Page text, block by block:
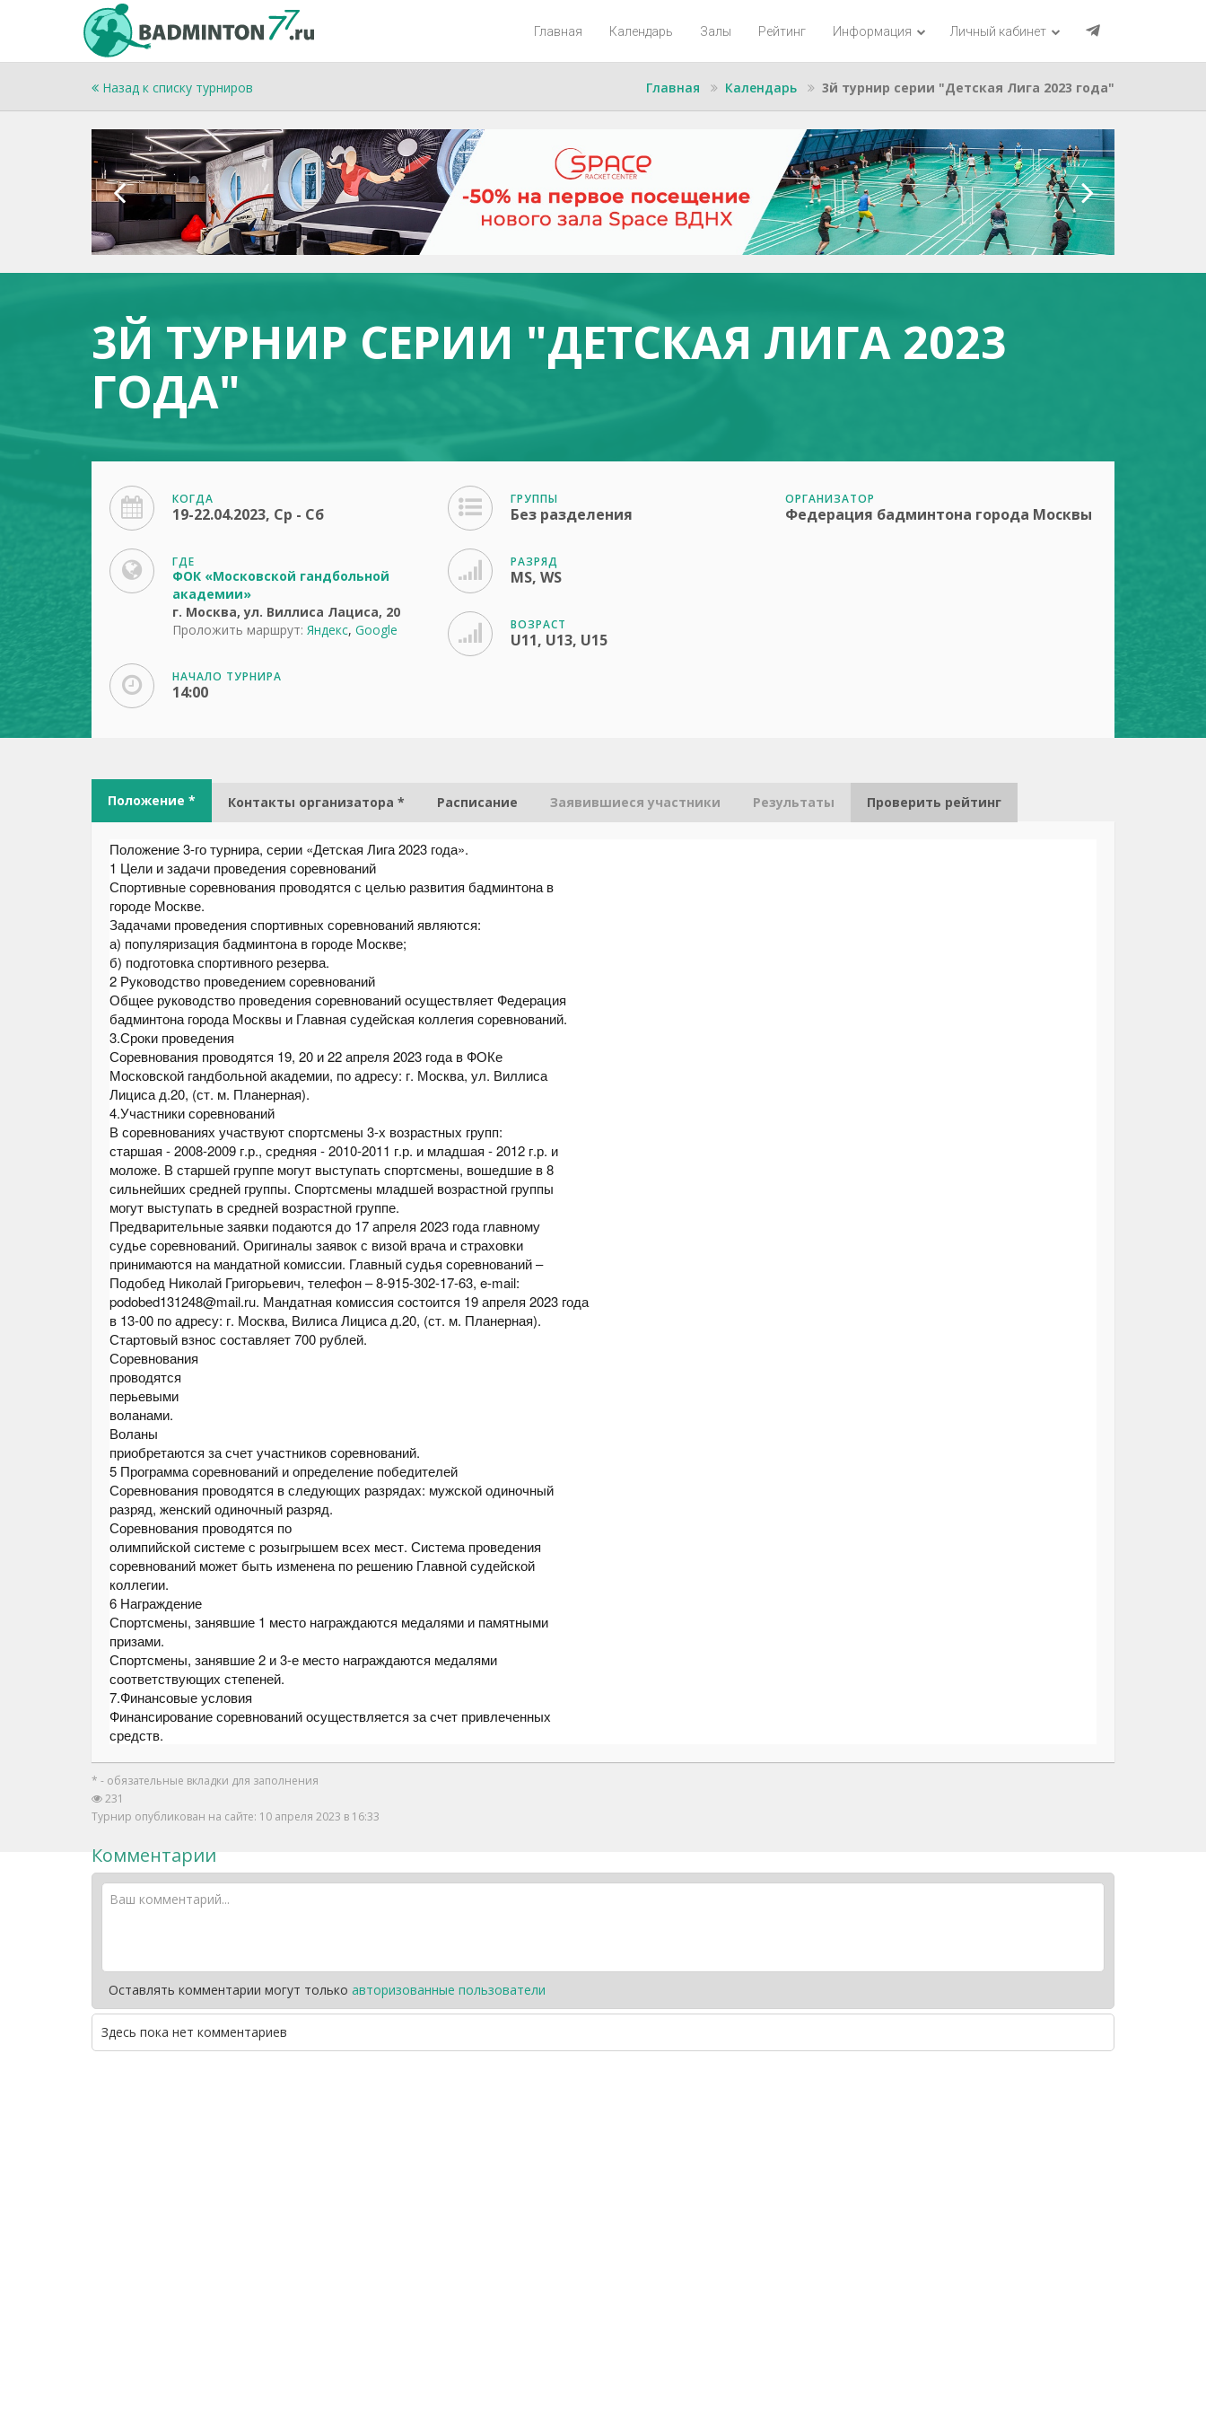
Главная Календарь Залы Рейтинг Информация Личный кабинет
Назад к списку турниров Главная Календарь 3й турнир серии "Детская Лига 2023 года"
3Й ТУРНИР СЕРИИ "ДЕТСКАЯ ЛИГА 2023
ГОДА"
КОГДА
19-22.04.2023, Ср - Сб
ГДЕ
ФОК «Московской гандбольной
академии»
г. Москва, ул. Виллиса Лациса, 20
Проложить маршрут: Яндекс, Google
НАЧАЛО ТУРНИРА
14:00
ГРУППЫ
Без разделения
РАЗРЯД
MS, WS
ВОЗРАСТ
U11, U13, U15
ОРГАНИЗАТОР
Федерация бадминтона города Москвы
Положение * Контакты организатора * Расписание Заявившиеся участники Результаты Проверить рейтинг
Положение 3-го турнира, серии «Детская Лига 2023 года».
1 Цели и задачи проведения соревнований
Спортивные соревнования проводятся с целью развития бадминтона в
городе Москве.
Задачами проведения спортивных соревнований являются:
а) популяризация бадминтона в городе Москве;
б) подготовка спортивного резерва.
2 Руководство проведением соревнований
Общее руководство проведения соревнований осуществляет Федерация
бадминтона города Москвы и Главная судейская коллегия соревнований.
3.Сроки проведения
Соревнования проводятся 19, 20 и 22 апреля 2023 года в ФОКе
Московской гандбольной академии, по адресу: г. Москва, ул. Виллиса
Лициса д.20, (ст. м. Планерная).
4.Участники соревнований
В соревнованиях участвуют спортсмены 3-х возрастных групп:
старшая - 2008-2009 г.р., средняя - 2010-2011 г.р. и младшая - 2012 г.р. и
моложе. В старшей группе могут выступать спортсмены, вошедшие в 8
сильнейших средней группы. Спортсмены младшей возрастной группы
могут выступать в средней возрастной группе.
Предварительные заявки подаются до 17 апреля 2023 года главному
судье соревнований. Оригиналы заявок с визой врача и страховки
принимаются на мандатной комиссии. Главный судья соревнований –
Подобед Николай Григорьевич, телефон – 8-915-302-17-63, e-mail:
podobed131248@mail.ru. Мандатная комиссия состоится 19 апреля 2023 года
в 13-00 по адресу: г. Москва, Вилиса Лициса д.20, (ст. м. Планерная).
Стартовый взнос составляет 700 рублей.
Соревнования
проводятся
перьевыми
воланами.
Воланы
приобретаются за счет участников соревнований.
5 Программа соревнований и определение победителей
Соревнования проводятся в следующих разрядах: мужской одиночный
разряд, женский одиночный разряд.
Соревнования проводятся по
олимпийской системе с розыгрышем всех мест. Система проведения
соревнований может быть изменена по решению Главной судейской
коллегии.
6 Награждение
Спортсмены, занявшие 1 место награждаются медалями и памятными
призами.
Спортсмены, занявшие 2 и 3-е место награждаются медалями
соответствующих степеней.
7.Финансовые условия
Финансирование соревнований осуществляется за счет привлеченных
средств.
* - обязательные вкладки для заполнения
231
Турнир опубликован на сайте: 10 апреля 2023 в 16:33
Комментарии
Оставлять комментарии могут только авторизованные пользователи
Здесь пока нет комментариев